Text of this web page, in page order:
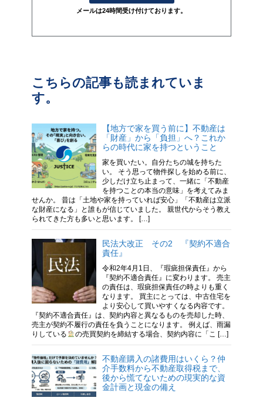
メールは24時間受け付けております。
こちらの記事も読まれていま
す。
【地方で家を買う前に】不動産は
「財産」から「負担」へ？これか
らの時代に家を持つということ
家を買いたい。自分たちの城を持ちた
い。 そう思って物件探しを始める前に、
少しだけ立ち止まって、一緒に「不動産
を持つことの本当の意味」を考えてみま
せんか。 昔は「土地や家を持っていれば安心」「不動産は立派
な財産になる」と誰もが信じていました。 親世代からそう教え
られてきた方も多いと思います。 […]
民法大改正 その2 『契約不適合
責任』
令和2年4月1日、『瑕疵担保責任』から
『契約不適合責任』に変わります。 売主
の責任は、瑕疵担保責任の時よりも重く
なります。 買主にとっては、中古住宅を
より安心して買いやすくなる内容です。
『契約不適合責任』は、契約内容と異なるものを売却した時、
売主が契約不履行の責任を負うことになります。 例えば、雨漏
りしている
の売買契約を締結する場合、契約内容に「こ […]
不動産購入の諸費用はいくら？仲
介手数料から不動産取得税まで、
後から慌てないための現実的な資
金計画と現金の備え